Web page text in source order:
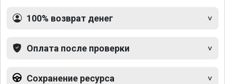
100% возврат денег
Оплата после проверки
Сохранение ресурса